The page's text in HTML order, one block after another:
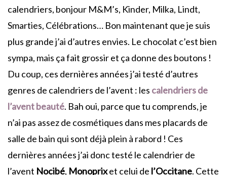
calendriers, bonjour M&M’s, Kinder, Milka, Lindt,
Smarties, Célébrations… Bon maintenant que je suis
plus grande j’ai d’autres envies. Le chocolat c’est bien
sympa, mais ça fait grossir et ça donne des boutons !
Du coup, ces dernières années j’ai testé d’autres
genres de calendriers de l’avent : les calendriers de
l’avent beauté . Bah oui, parce que tu comprends, je
n’ai pas assez de cosmétiques dans mes placards de
salle de bain qui sont déjà plein à rabord ! Ces
dernières années j’ai donc testé le calendrier de
l’avent Nocibé Monoprixet celui de l’Occitane . Cette